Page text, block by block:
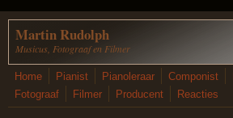
Overslaan en naar de inhoud gaan
Martin Rudolph
Musicus, Fotograaf en Filmer
Home Pianist Pianoleraar Componist
Fotograaf
Filmer Producent Reacties